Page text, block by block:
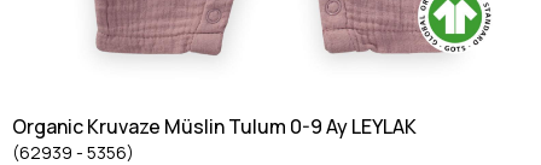
Organic Kruvaze Müslin Tulum 0-9 Ay LEYLAK
(62939 - 5356)